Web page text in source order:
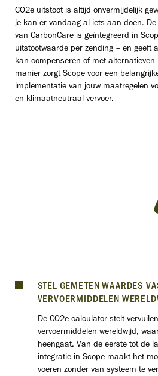
CO2e uitstoot is altijd onvermijdelijk
je kan er vandaag al iets aan doen.
van CarbonCare is geïntegreerd in
uitstootwaarde per zending – en geeft
kan compenseren of met
manier zorgt Scope voor een
implementatie van jouw maatregelen
en klimaatneutraal vervoer.
STEL GEMETEN WAARDES
VERVOERMIDDELEN
De CO2e calculator stelt
vervoermiddelen wereldwijd,
heengaat. Van de eerste tot de
integratie in Scope maakt het
voeren zonder van systeem te